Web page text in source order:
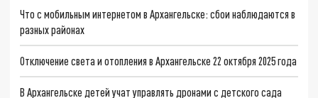
Что с мобильным интернетом в Архангельске: сбои наблюдаются в
разных районах
Отключение света и отопления в Архангельске 22 октября 2025 года
В Архангельске детей учат управлять дронами с детского сада